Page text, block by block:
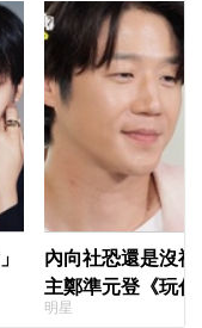
內向社恐還是沒
主鄭準元登《玩
在錫、孔曉振狂
明星